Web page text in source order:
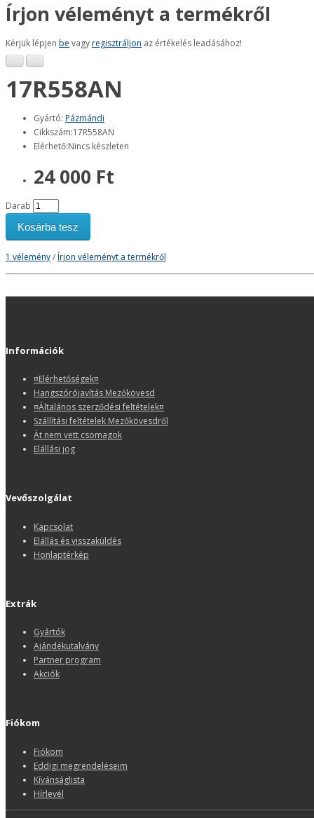
Írjon véleményt a termékről
Kérjük lépjen be vagyregisztráljon az értékelés leadásához!
17R558AN
Gyártó: Pázmándi
Cikkszám:17R558AN
Elérhető:Nincs készleten
24 000 Ft
Darab
Kosárba tesz
1 vélemény/Írjon véleményt a termékről
Információk
¤Elérhetőségek¤
Hangszórójavítás Mezőkövesd
¤Általános szerződési feltételek¤
Szállítási feltételek Mezőkövesdről
Át nem vett csomagok
Elállási jog
Vevőszolgálat
Kapcsolat
Elállás és visszaküldés
Honlaptérkép
Extrák
Gyártók
Ajándékutalvány
Partner program
Akciók
Fiókom
Fiókom
Eddigi megrendeléseim
Kívánságlista
Hírlevél